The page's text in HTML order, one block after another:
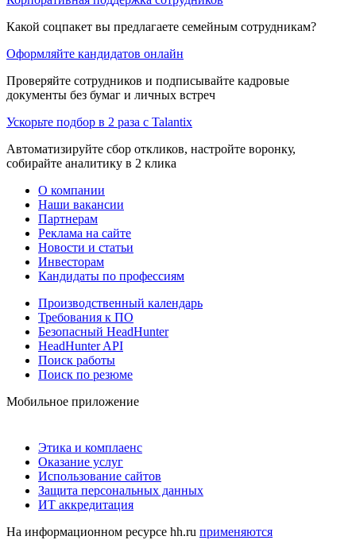
Какой соцпакет вы предлагаете семейным сотрудникам?
Оформляйте кандидатов онлайн
Проверяйте сотрудников и подписывайте кадровые
документы без бумаг и личных встреч
Ускорьте подбор в 2 раза с Talantix
Автоматизируйте сбор откликов, настройте воронку,
собирайте аналитику в 2 клика
О компании
Наши вакансии
Партнерам
Реклама на сайте
Новости и статьи
Инвесторам
Кандидаты по профессиям
Производственный календарь
Требования к ПО
Безопасный HeadHunter
HeadHunter API
Поиск работы
Поиск по резюме
Мобильное приложение
Этика и комплаенс
Оказание услуг
Использование сайтов
Защита персональных данных
ИТ аккредитация
На информационном ресурсе hh.ru применяются